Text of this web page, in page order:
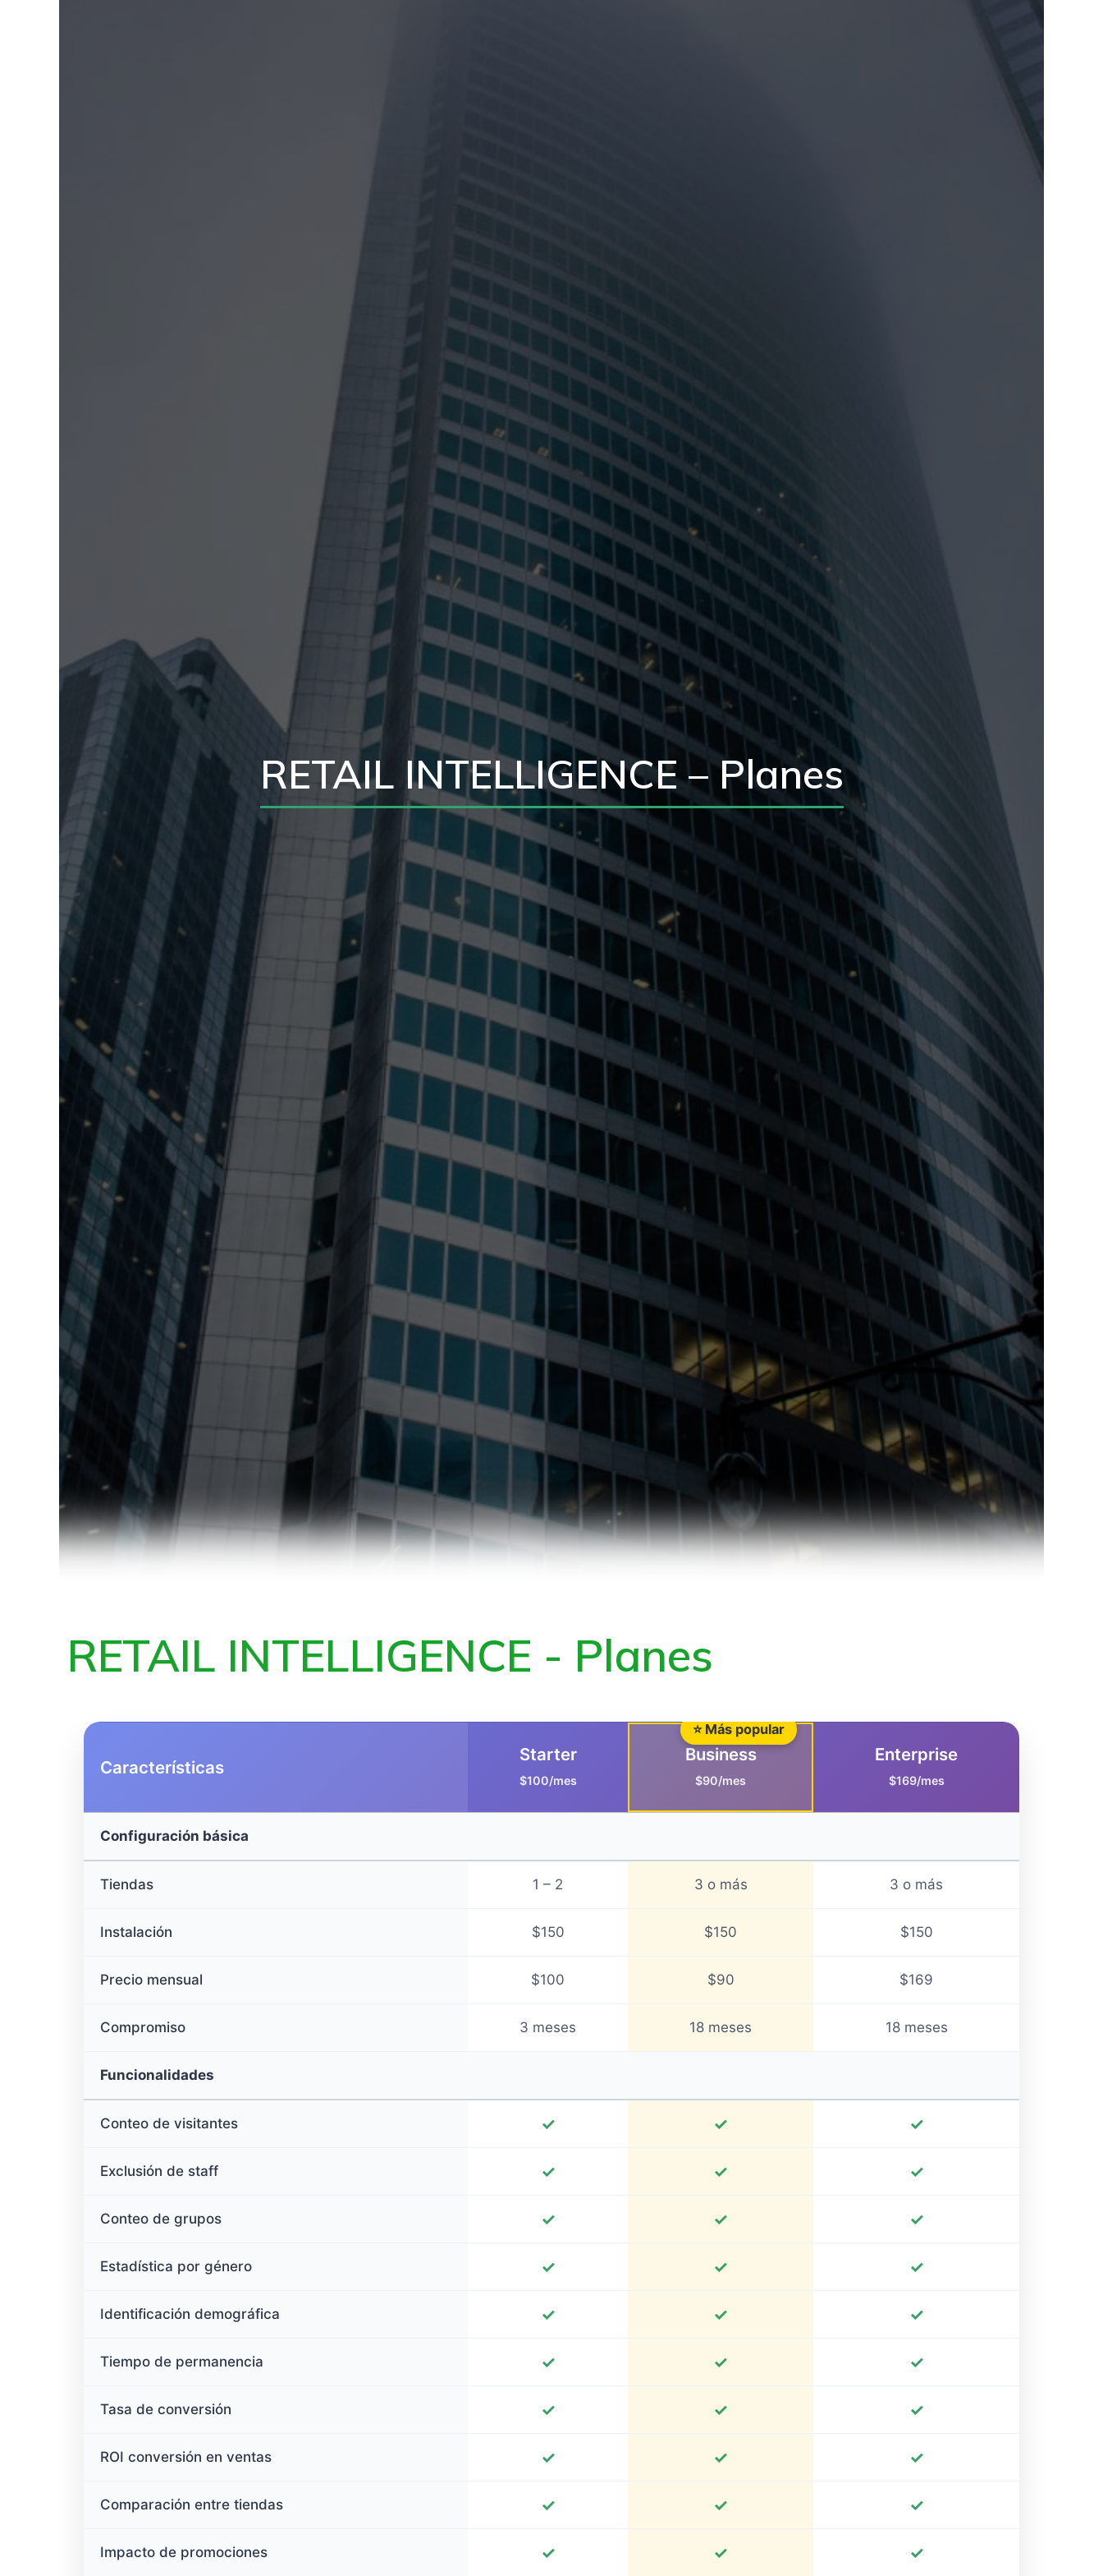
RETAIL INTELLIGENCE – Planes
RETAIL INTELLIGENCE - Planes
Características
Starter
$100/mes
Business
⭐ Más popular
$90/mes
Enterprise
$169/mes
Configuración básica
Tiendas 1 – 2 3 o más 3 o más
Instalación $150 $150 $150
Precio mensual $100 $90 $169
Compromiso 3 meses 18 meses 18 meses
Funcionalidades
Conteo de visitantes ✓ ✓ ✓
Exclusión de staff ✓ ✓ ✓
Conteo de grupos ✓ ✓ ✓
Estadística por género ✓ ✓ ✓
Identificación demográfica ✓ ✓ ✓
Tiempo de permanencia ✓ ✓ ✓
Tasa de conversión ✓ ✓ ✓
ROI conversión en ventas ✓ ✓ ✓
Comparación entre tiendas ✓ ✓ ✓
Impacto de promociones ✓ ✓ ✓